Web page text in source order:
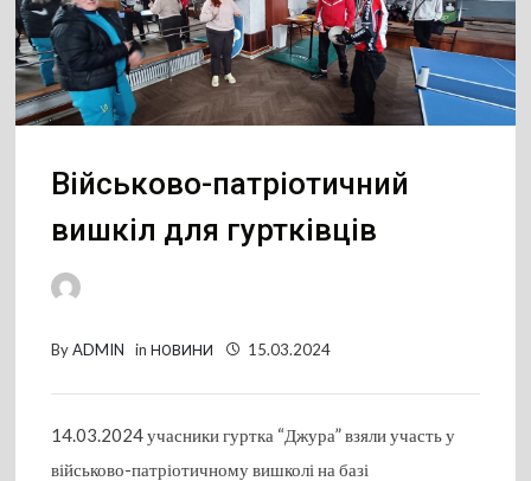
Військово-патріотичний
вишкіл для гуртківців
ByADMIN inНОВИНИ 15.03.2024
14.03.2024 учасники гуртка “Джура” взяли участь у
військово-патріотичному вишколі на базі